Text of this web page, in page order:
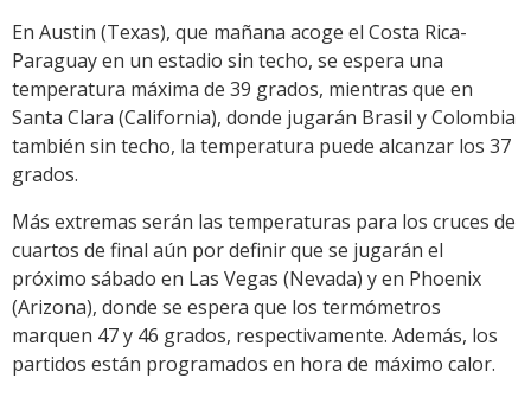
En Austin (Texas), que mañana acoge el Costa Rica-
Paraguay en un estadio sin techo, se espera una
temperatura máxima de 39 grados, mientras que en
Santa Clara (California), donde jugarán Brasil y Colombia
también sin techo, la temperatura puede alcanzar los 37
grados.
Más extremas serán las temperaturas para los cruces de
cuartos de final aún por definir que se jugarán el
próximo sábado en Las Vegas (Nevada) y en Phoenix
(Arizona), donde se espera que los termómetros
marquen 47 y 46 grados, respectivamente. Además, los
partidos están programados en hora de máximo calor.